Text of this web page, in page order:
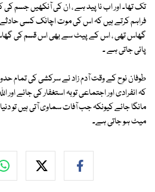
تک تھا۔ اور اب نا پید ہے ، ان کی آنکھیں جسم
فراہم کرتے ہیں کہ اس کی موت اچانک کسی
گھاس تھی ، اس کے پیٹ سے بھی اس قسم کی
پائی جاتی ہے ۔
طوفان نوح کے وقت آدم زاد نے سرکشی کی تمام
کہ انفرادی اور اجتماعی توبہ استغفار کی جائے
مانگا جائے کیونکہ جب آفات سماوی آتی ہیں تو
میٹ ہو جاتی ہے۔